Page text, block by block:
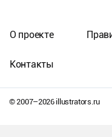
© 2007–2026illustrators.ru
О проекте
Контакты